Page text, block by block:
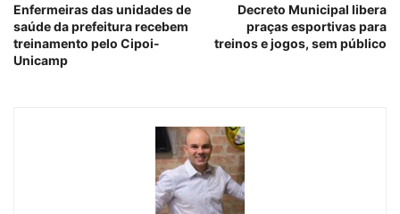
Enfermeiras das unidades de
saúde da prefeitura recebem
treinamento pelo Cipoi-
Unicamp
Decreto Municipal libera
praças esportivas para
treinos e jogos, sem público